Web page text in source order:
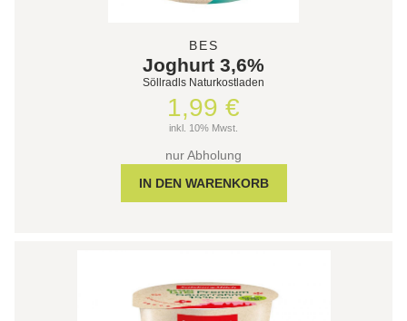
BES
Joghurt 3,6%
Söllradls Naturkostladen
1,99 €
inkl. 10% Mwst.
nur Abholung